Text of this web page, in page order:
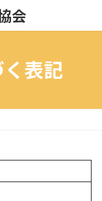
会
表記